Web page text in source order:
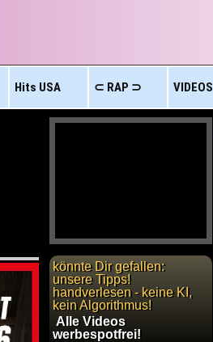
Hits USA ⊂ RAP ⊃ VIDEOS
könnte Dir gefallen:
unsere Tipps!
handverlesen - keine KI,
kein Algorithmus!
Alle Videos
werbespotfrei!